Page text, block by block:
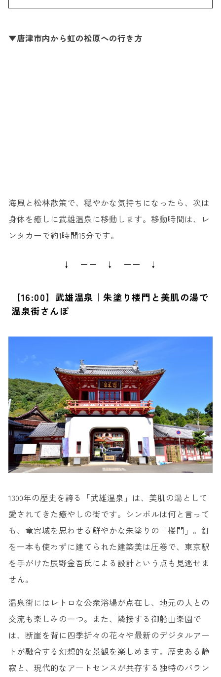
▼唐津市内から虹の松原への行き方
海風と松林散策で、穏やかな気持ちになったら、次は
身体を癒しに武雄温泉に移動します。移動時間は、レ
ンタカーで約1時間15分です。
↓ ーー ↓ ーー ↓
【16:00】武雄温泉｜朱塗り楼門と美肌の湯で
温泉街さんぽ
1300年の歴史を誇る「武雄温泉」は、美肌の湯として
愛されてきた癒やしの街です。シンボルは何と言って
も、竜宮城を思わせる鮮やかな朱塗りの「楼門」。釘
を一本も使わずに建てられた建築美は圧巻で、東京駅
を手がけた辰野金吾氏による設計という点も見逃せま
せん。
温泉街にはレトロな公衆浴場が点在し、地元の人との
交流も楽しみの一つ。また、隣接する御船山楽園で
は、断崖を背に四季折々の花々や最新のデジタルアー
トが融合する幻想的な景観を楽しめます。歴史ある静
寂と、現代的なアートセンスが共存する独特のバラン